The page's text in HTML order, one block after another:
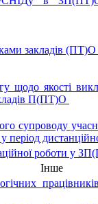
закладів (ПТ)О
щодо якості
П(ПТ)О
супроводу
період
роботи у